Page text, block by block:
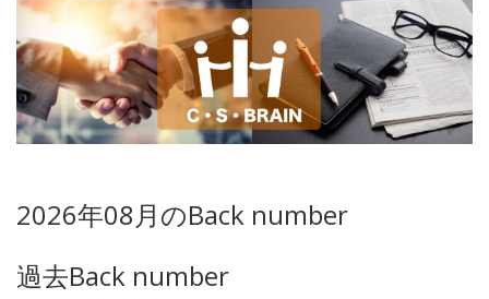
2026年08月のBack number
過去Back number